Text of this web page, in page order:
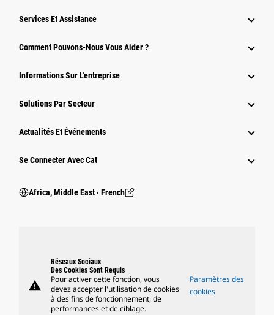
Services Et Assistance
Comment Pouvons-Nous Vous Aider ?
Informations Sur L'entreprise
Solutions Par Secteur
Actualités Et Événements
Se Connecter Avec Cat
Africa, Middle East ‧ French
warning
Réseaux Sociaux
Des Cookies Sont Requis
Pour activer cette fonction, vous
devez accepter l'utilisation de cookies
à des fins de fonctionnement, de
performances et de ciblage.
Paramètres des
cookies